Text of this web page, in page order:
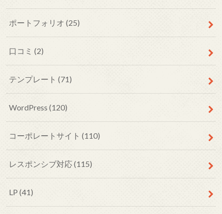
ポートフォリオ(25)
口コミ(2)
テンプレート(71)
WordPress(120)
コーポレートサイト(110)
レスポンシブ対応(115)
LP(41)